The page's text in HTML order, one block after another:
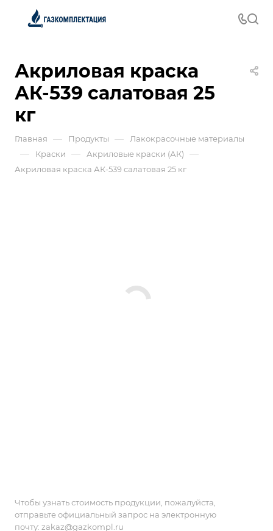
Акриловая краска
АК-539 салатовая 25
кг
Главная — Продукты — Лакокрасочные материалы
— Краски — Акриловые краски (АК) —
Акриловая краска АК-539 салатовая 25 кг
Чтобы узнать стоимость продукции, пожалуйста,
отправьте официальный запрос на электронную
почту: zakaz@gazkompl.ru